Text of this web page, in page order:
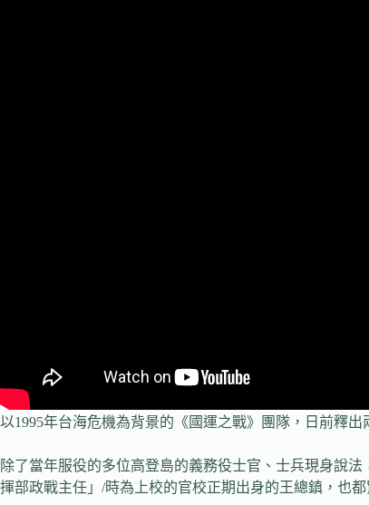
以1995年台海危機為背景的《國運之戰》團隊，日前釋
除了當年服役的多位高登島的義務役士官、士兵現身說
揮部政戰主任」/時為上校的官校正期出身的王總鎮，也都